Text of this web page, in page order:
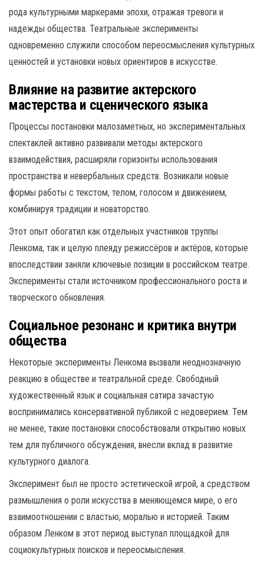
рода культурными маркерами эпохи, отражая тревоги и
надежды общества. Театральные эксперименты
одновременно служили способом переосмысления культурных
ценностей и установки новых ориентиров в искусстве.
Влияние на развитие актерского
мастерства и сценического языка
Процессы постановки малозаметных, но экспериментальных
спектаклей активно развивали методы актерского
взаимодействия, расширяли горизонты использования
пространства и невербальных средств. Возникали новые
формы работы с текстом, телом, голосом и движением,
комбинируя традиции и новаторство.
Этот опыт обогатил как отдельных участников труппы
Ленкома, так и целую плеяду режиссёров и актёров, которые
впоследствии заняли ключевые позиции в российском театре.
Эксперименты стали источником профессионального роста и
творческого обновления.
Социальное резонанс и критика внутри
общества
Некоторые эксперименты Ленкома вызвали неоднозначную
реакцию в обществе и театральной среде. Свободный
художественный язык и социальная сатира зачастую
воспринимались консервативной публикой с недоверием. Тем
не менее, такие постановки способствовали открытию новых
тем для публичного обсуждения, внесли вклад в развитие
культурного диалога.
Эксперимент был не просто эстетической игрой, а средством
размышления о роли искусства в меняющемся мире, о его
взаимоотношении с властью, моралью и историей. Таким
образом Ленком в этот период выступал площадкой для
социокультурных поисков и переосмысления.